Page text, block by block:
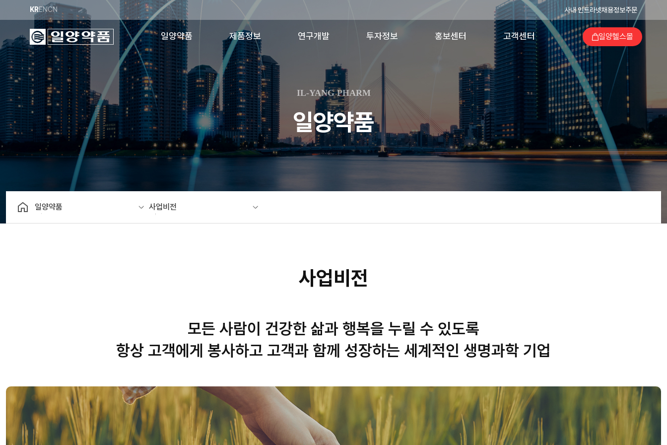
KRENCN 사내 인트라넷채용정보주문
일양약품 제품정보 연구개발 투자정보 홍보센터 고객센터 일양헬스몰
회사소개
사업비전
채용정보
공장소개
경영이념
윤리경영
제품소개
최신허가변경
R&D비전
연구분야
주요연구성과
Licensing
공시정보
결산공고
일양가족지
사회공헌
의약품 이상사례
보고
고객지원
당번약국검색
IL-YANG PHARM
일양약품
일양약품 사업비전
사업비전
모든 사람이 건강한 삶과 행복을 누릴 수 있도록
항상 고객에게 봉사하고 고객과 함께 성장하는 세계적인 생명과학 기업